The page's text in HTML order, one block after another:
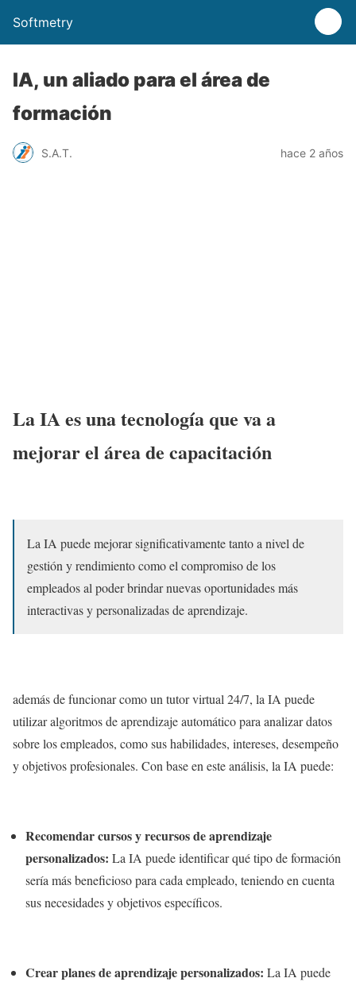
Softmetry
IA, un aliado para el área de
formación
S.A.T. hace 2 años
La IA es una tecnología que va a
mejorar el área de capacitación
La IA puede mejorar significativamente tanto a nivel de
gestión y rendimiento como el compromiso de los
empleados al poder brindar nuevas oportunidades más
interactivas y personalizadas de aprendizaje.
además de funcionar como un tutor virtual 24/7, la IA puede
utilizar algoritmos de aprendizaje automático para analizar datos
sobre los empleados, como sus habilidades, intereses, desempeño
y objetivos profesionales. Con base en este análisis, la IA puede:
Recomendar cursos y recursos de aprendizaje
personalizados: La IA puede identificar qué tipo de formación
sería más beneficioso para cada empleado, teniendo en cuenta
sus necesidades y objetivos específicos.
Crear planes de aprendizaje personalizados: La IA puede